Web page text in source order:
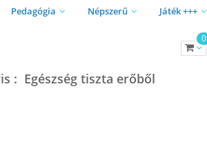
Pedagógia Népszerű Játék +++
0
: Egészség tiszta erőből